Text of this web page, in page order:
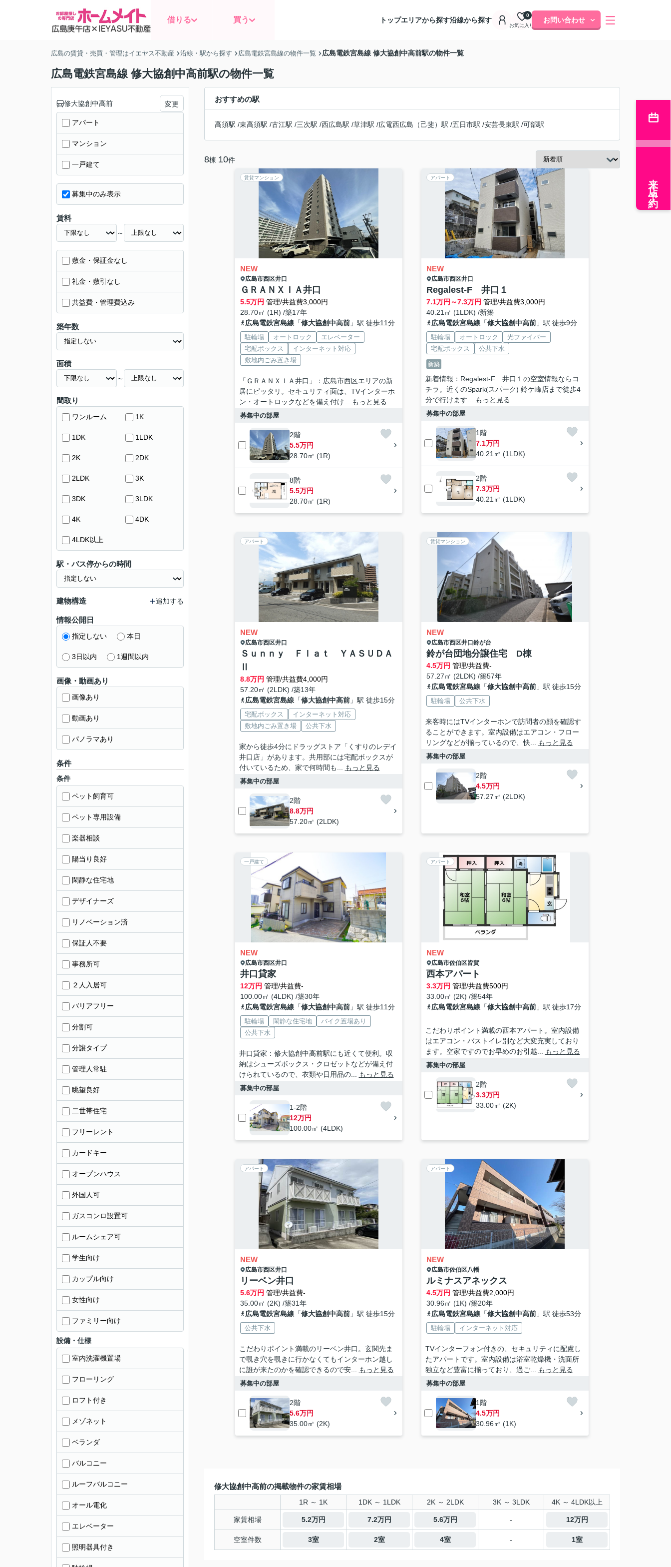
借りる 買う トップエリアから探す沿線から探す
お気に入り
0
お問い合わせ
広島の賃貸・売買・管理はイエヤス不動産 沿線・駅から探す 広島電鉄宮島線の物件一覧 広島電鉄宮島線 修大協創中高前駅の物件一覧
広島電鉄宮島線 修大協創中高前駅の物件一覧
おすすめの駅
高須駅 /東高須駅 /古江駅 /三次駅 /西広島駅 /草津駅 /広電西広島（己斐）駅 /五日市駅 /安芸長束駅 /可部駅
8棟 10件
賃貸マンション
NEW
広島市西区井口
ＧＲＡＮＸＩＡ井口
5.5万円 管理/共益費3,000円
28.70㎡ (1R) /築17年
広島電鉄宮島線「修大協創中高前」駅 徒歩11分
駐輪場 オートロック
エレベーター
宅配ボックス
インターネット対応
敷地内ごみ置き場
「ＧＲＡＮＸＩＡ井口」：広島市西区エリアの新
居にピッタリ。セキュリティ面は、TVインターホ
ン・オートロックなどを備え付け...
もっと見る
募集中の部屋
2階
5.5万円
28.70㎡ (1R)
8階
5.5万円
28.70㎡ (1R)
アパート
NEW
広島市西区井口
Regalest-F 井口１
7.1万円～7.3万円 管理/共益費3,000円
40.21㎡ (1LDK) /新築
広島電鉄宮島線「修大協創中高前」駅 徒歩9分
駐輪場 オートロック
光ファイバー
宅配ボックス
公共下水
新築
新着情報：Regalest-F 井口１の空室情報ならコ
チラ。近くのSpark(スパーク) 鈴ケ峰店まで徒歩4
分で行けます...
もっと見る
募集中の部屋
1階
7.1万円
40.21㎡ (1LDK)
2階
7.3万円
40.21㎡ (1LDK)
アパート
NEW
広島市西区井口
Ｓｕｎｎｙ Ｆｌａｔ ＹＡＳＵＤＡ
8.8万円 管理/共益費4,000円
57.20㎡ (2LDK) /築13年
広島電鉄宮島線「修大協創中高前」駅 徒歩15分
宅配ボックス
インターネット対応
敷地内ごみ置き場
公共下水
家から徒歩4分にドラッグストア「くすりのレデイ
井口店」があります。共用部には宅配ボックスが
付いているため、家で何時間も...
もっと見る
募集中の部屋
2階
8.8万円
57.20㎡ (2LDK)
賃貸マンション
NEW
広島市西区井口鈴が台
鈴が台団地分譲住宅 D棟
4.5万円 管理/共益費-
57.27㎡ (2LDK) /築57年
広島電鉄宮島線「修大協創中高前」駅 徒歩15分
駐輪場 公共下水
来客時にはTVインターホンで訪問者の顔を確認す
ることができます。室内設備はエアコン・フロー
リングなどが揃っているので、快...
もっと見る
募集中の部屋
2階
4.5万円
57.27㎡ (2LDK)
一戸建て
NEW
広島市西区井口
井口貸家
12万円 管理/共益費-
100.00㎡ (4LDK) /築30年
広島電鉄宮島線「修大協創中高前」駅 徒歩11分
駐輪場 閑静な住宅地
バイク置場あり
公共下水
井口貸家：修大協創中高前駅にも近くて便利。収
納はシューズボックス・クロゼットなどが備え付
けられているので、衣類や日用品の...
もっと見る
募集中の部屋
1-2階
12万円
100.00㎡ (4LDK)
アパート
NEW
広島市佐伯区皆賀
西本アパート
3.3万円 管理/共益費500円
33.00㎡ (2K) /築54年
広島電鉄宮島線「修大協創中高前」駅 徒歩17分
こだわりポイント満載の西本アパート。室内設備
はエアコン・バストイレ別など大変充実しており
ます。空家ですのでお早めのお引越...
もっと見る
募集中の部屋
2階
3.3万円
33.00㎡ (2K)
アパート
NEW
広島市西区井口
リーベン井口
5.6万円 管理/共益費-
35.00㎡ (2K) /築31年
広島電鉄宮島線「修大協創中高前」駅 徒歩15分
公共下水
こだわりポイント満載のリーベン井口。玄関先ま
で覗き穴を覗きに行かなくてもインターホン越し
に誰が来たのかを確認できるので安...
もっと見る
募集中の部屋
2階
5.6万円
35.00㎡ (2K)
アパート
NEW
広島市佐伯区八幡
ルミナスアネックス
4.5万円 管理/共益費2,000円
30.96㎡ (1K) /築20年
広島電鉄宮島線「修大協創中高前」駅 徒歩53分
駐輪場 インターネット対応
TVインターフォン付きの、セキュリティに配慮し
たアパートです。室内設備は浴室乾燥機・洗面所
独立など豊富に揃っており、過ご...
もっと見る
募集中の部屋
1階
4.5万円
30.96㎡ (1K)
修大協創中高前の掲載物件の家賃相場
1R ～ 1K 1DK ～ 1LDK 2K ～ 2LDK 3K ～ 3LDK 4K ～ 4LDK以上
家賃相場 5.2万円 7.2万円 5.6万円 - 12万円
空室件数 3室 2室 4室 - 1室
修大協創中高前 変更
アパート
マンション
一戸建て
募集中のみ表示
賃料
～
敷金・保証金なし
礼金・敷引なし
共益費・管理費込み
築年数
面積
～
間取り
ワンルーム 1K
1DK 1LDK
2K 2DK
2LDK 3K
3DK 3LDK
4K 4DK
4LDK以上
駅・バス停からの時間
建物構造 追加する
情報公開日
指定しない 本日
3日以内 1週間以内
画像・動画あり
画像あり
動画あり
パノラマあり
条件
条件
ペット飼育可
ペット専用設備
楽器相談
陽当り良好
閑静な住宅地
デザイナーズ
リノベーション済
保証人不要
事務所可
２人入居可
バリアフリー
分割可
分譲タイプ
管理人常駐
眺望良好
二世帯住宅
フリーレント
カードキー
オープンハウス
外国人可
ガスコンロ設置可
ルームシェア可
学生向け
カップル向け
女性向け
ファミリー向け
設備・仕様
室内洗濯機置場
フローリング
ロフト付き
メゾネット
ベランダ
バルコニー
ルーフバルコニー
オール電化
エレベーター
照明器具付き
来店予約